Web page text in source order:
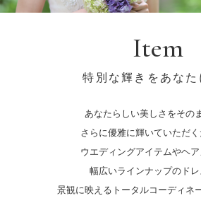
Item
特別な輝きをあなた
あなたらしい美しさをその
さらに優雅に輝いていただく
ウエディングアイテムやヘア
幅広いラインナップのドレ
景観に映えるトータルコーディネ